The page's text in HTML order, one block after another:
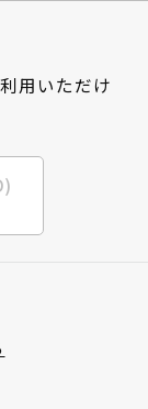
用いただけ